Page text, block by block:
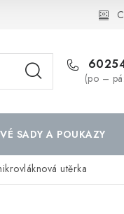
(po –
SADY A POUKAZY
utěrka